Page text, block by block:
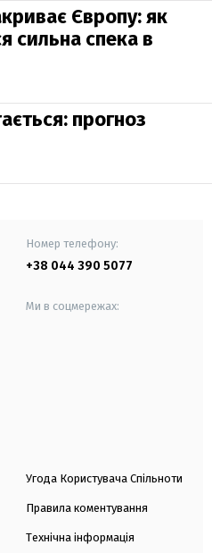
Європу: як
сильна спека в
прогноз
Номер телефону:
+38 044 390 5077
Ми в соцмережах:
Угода Користувача Спільноти
Правила коментування
Технічна інформація